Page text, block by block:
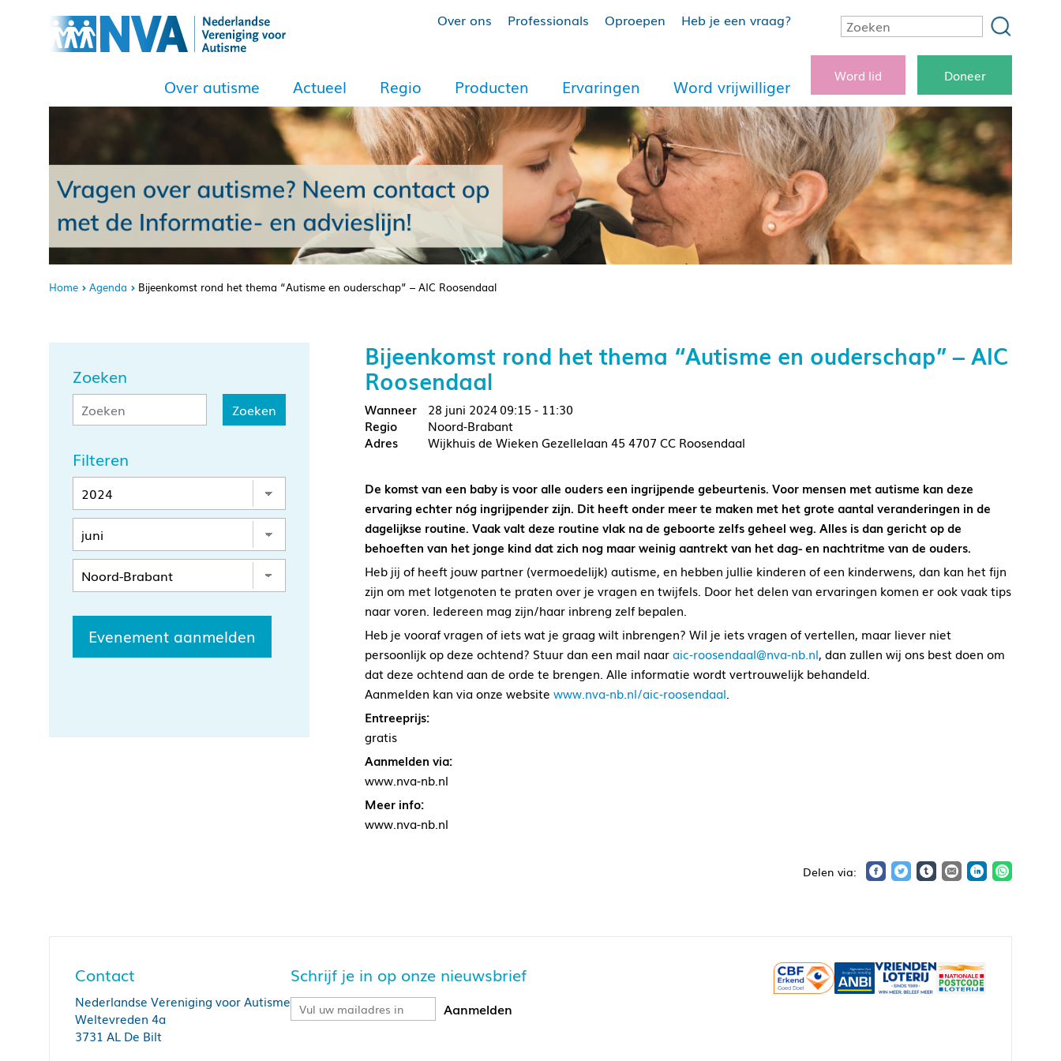
Over ons Professionals Oproepen Heb je een vraag?
Over autisme Actueel Regio Producten Ervaringen Word vrijwilliger
Word lid Doneer
Home Agenda Bijeenkomst rond het thema “Autisme en ouderschap” – AIC Roosendaal
Zoeken
Filteren
Evenement aanmelden
Bijeenkomst rond het thema “Autisme en ouderschap” – AIC
Roosendaal
28 juni 202409:15 - 11:30
Noord-Brabant
Wijkhuis de Wieken Gezellelaan 45 4707 CC Roosendaal
De komst van een baby is voor alle ouders een ingrijpende gebeurtenis. Voor mensen met autisme kan deze
ervaring echter nóg ingrijpender zijn. Dit heeft onder meer te maken met het grote aantal veranderingen in de
dagelijkse routine. Vaak valt deze routine vlak na de geboorte zelfs geheel weg. Alles is dan gericht op de
behoeften van het jonge kind dat zich nog maar weinig aantrekt van het dag- en nachtritme van de ouders.
Heb jij of heeft jouw partner (vermoedelijk) autisme, en hebben jullie kinderen of een kinderwens, dan kan het fijn
zijn om met lotgenoten te praten over je vragen en twijfels. Door het delen van ervaringen komen er ook vaak tips
naar voren. Iedereen mag zijn/haar inbreng zelf bepalen.
Heb je vooraf vragen of iets wat je graag wilt inbrengen? Wil je iets vragen of vertellen, maar liever niet
persoonlijk op deze ochtend? Stuur dan een mail naaraic-roosendaal@nva-nb.nl, dan zullen wij ons best doen om
dat deze ochtend aan de orde te brengen. Alle informatie wordt vertrouwelijk behandeld.
Aanmelden kan via onze website www.nva-nb.nl/aic-roosendaal.
Entreeprijs:
gratis
Aanmelden via:
www.nva-nb.nl
Meer info:
www.nva-nb.nl
Contact
Nederlandse Vereniging voor Autisme
Weltevreden 4a
3731 AL De Bilt
Schrijf je in op onze nieuwsbrief